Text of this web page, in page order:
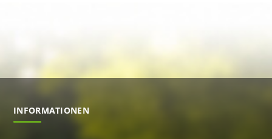
INFORMATIONEN